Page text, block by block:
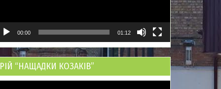
00:00 01:12
РІЙ “НАЩАДКИ КОЗАКІВ”